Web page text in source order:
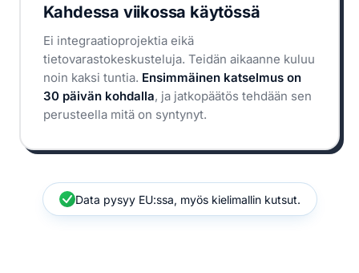
Kahdessa viikossa käytössä
Ei integraatioprojektia eikä
tietovarastokeskusteluja. Teidän aikaanne kuluu
noin kaksi tuntia. Ensimmäinen katselmus on
30 päivän kohdalla, ja jatkopäätös tehdään sen
perusteella mitä on syntynyt.
Data pysyy EU:ssa, myös kielimallin kutsut.